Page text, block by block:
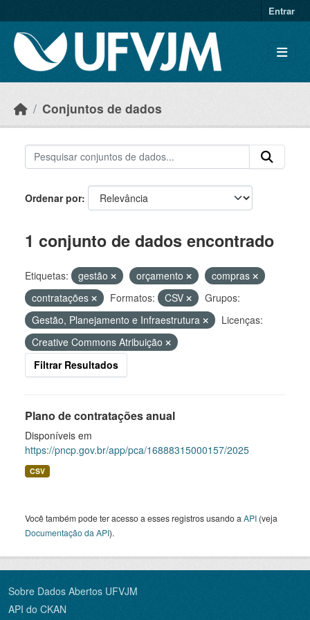
Entrar
Conjuntos de dados
Ordenar por
1 conjunto de dados encontrado
Etiquetas: gestão orçamento
compras
contratações
Formatos: CSV
Grupos:
Gestão, Planejamento e Infraestrutura
Licenças:
Creative Commons Atribuição
Filtrar Resultados
Plano de contratações anual
Disponíveis em
https://pncp.gov.br/app/pca/16888315000157/2025
CSV
Você também pode ter acesso a esses registros usando a API (veja
Documentação da API).
Sobre Dados Abertos UFVJM
API do CKAN